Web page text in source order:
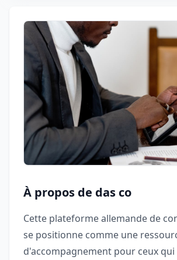
À propos de das co
Cette plateforme allemande de
se positionne comme une
d'accompagnement pour ceux